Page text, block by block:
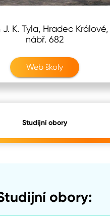
K. Tyla, Hradec
nábř. 682
Web školy
Studijní obory
obory: